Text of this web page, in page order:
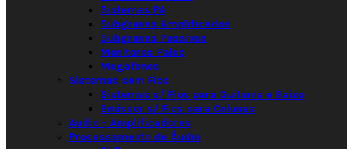
Sistemas PA
Subgraves Amplificados
Subgraves Passivos
Monitores Palco
Megafones
Sistemas sem Fios
Sistemas s/ Fios para Guitarra e Baixo
Emissor s/ Fios para Colunas
Audio - Amplificadores
Processamento de Áudio